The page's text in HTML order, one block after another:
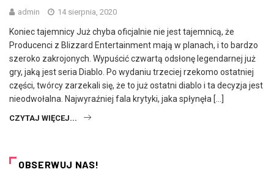
admin 14 sierpnia, 2020
Koniec tajemnicy Już chyba oficjalnie nie jest tajemnicą, że
Producenci z Blizzard Entertainment mają w planach, i to bardzo
szeroko zakrojonych. Wypuścić czwartą odsłonę legendarnej już
gry, jaką jest seria Diablo. Po wydaniu trzeciej rzekomo ostatniej
części, twórcy zarzekali się, że to już ostatni diablo i ta decyzja jest
nieodwołalna. Najwyraźniej fala krytyki, jaka spłynęła […]
CZYTAJ WIĘCEJ...
OBSERWUJ NAS!